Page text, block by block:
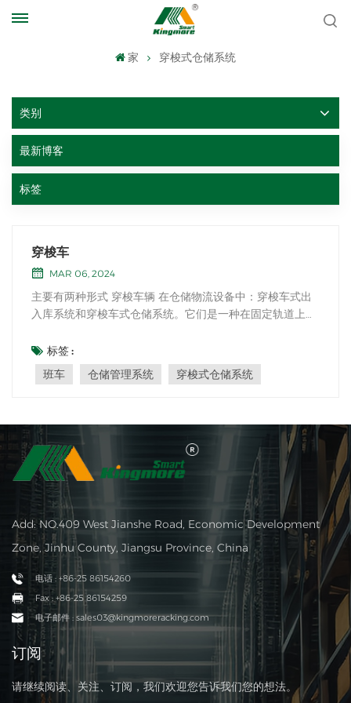
家 穿梭式仓储系统
类别
最新博客
标签
穿梭车
MAR 06, 2024
主要有两种形式 穿梭车辆 在仓储物流设备中：穿梭车式出
入库系统和穿梭车式仓储系统。它们是一种在固定轨道上以
小车。配备可自动记忆原点位置的智能传感系统和自动减速
系统。穿梭车是一种智能机器人，可以通过编程完成拾取、
运输、放置货物等任务，并能与上位机或 WMS...
标签 :
班车
仓储管理系统 穿梭式仓储系统
Add: NO.409 West Jianshe Road, Economic Development
Zone, Jinhu County, Jiangsu Province, China
电话 : +86-25 86154260
Fax : +86-25 86154259
电子邮件 : sales03@kingmoreracking.com
订阅
请继续阅读、关注、订阅，我们欢迎您告诉我们您的想法。